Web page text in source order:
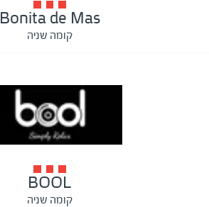
Bonita de Mas
קומה שניה
BOOL
קומה שניה